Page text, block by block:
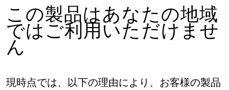
この製品はあなたの地域
ではご利用いただけませ
ん
現時点では、以下の理由により、お客様の製品